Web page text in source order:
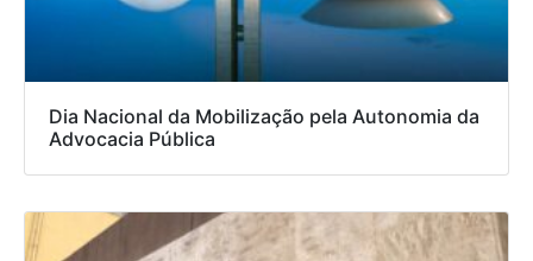
Dia Nacional da Mobilização pela Autonomia da
Advocacia Pública